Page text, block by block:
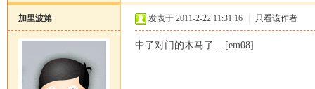
加里波第 发表于 2011-2-22 11:31:16 只看该作者
中了对门的木马了....[em08]